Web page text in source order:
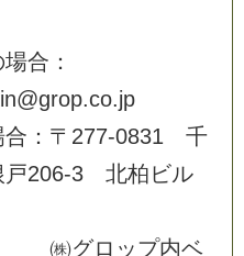
場合 ：
in@grop.co.jp
合 ： 〒 277‐0831
千
戸206-3 北柏ビル
㈱グロ ップ内ベ